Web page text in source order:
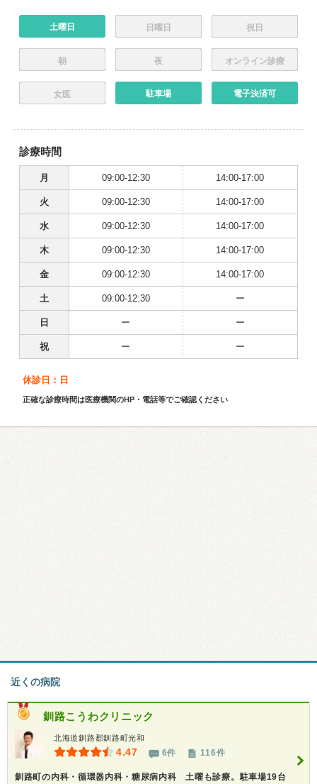
土曜日 日曜日 祝日
朝 夜 オンライン診療
女医 駐車場 電子決済可
診療時間
月 09:00-12:30 14:00-17:00
火 09:00-12:30 14:00-17:00
水 09:00-12:30 14:00-17:00
木 09:00-12:30 14:00-17:00
金 09:00-12:30 14:00-17:00
土 09:00-12:30 ー
日 ー ー
祝 ー ー
休診日：日
正確な診療時間は医療機関のHP・電話等でご確認ください
近くの病院
釧路こうわクリニック
北海道釧路郡釧路町光和
4.47 6件 116件
釧路町の内科・循環器内科・糖尿病内科 土曜も診療。駐車場19台